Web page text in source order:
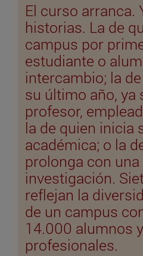
El curso arranca.
historias. La de
campus por
estudiante o
intercambio; la
su último año, ya
profesor,
la de quien inicia
académica; o la
prolonga con
investigación.
reflejan la
de un campus
14.000 alumnos
profesionales.